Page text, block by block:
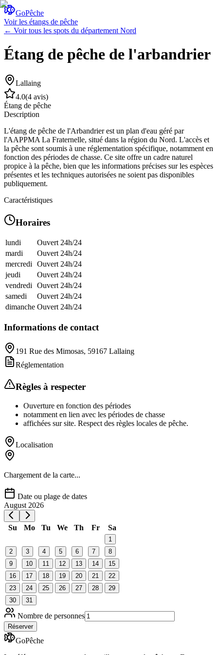
GoPêche
Voir les étangs de pêche
← Voir tous les spots du département Nord
Étang de pêche de l'arbandrier
Lallaing
4.0(4 avis)
Étang de pêche
Description
L'étang de pêche de l'Arbandrier est un plan d'eau géré par
l'AAPPMA La Fraternelle, situé dans la région du Nord. L'accès et
la pêche sont soumis à une réglementation spécifique, notamment en
fonction des périodes de chasse. Ce site offre un cadre naturel
propice à la pêche, bien que les informations précises sur les espèces
présentes et les techniques autorisées ne soient pas disponibles
publiquement.
Caractéristiques
Horaires
lundi
Ouvert 24h/24
mardi
Ouvert 24h/24
mercredi
Ouvert 24h/24
jeudi
Ouvert 24h/24
vendredi
Ouvert 24h/24
samedi
Ouvert 24h/24
dimanche Ouvert 24h/24
Informations de contact
191 Rue des Mimosas, 59167 Lallaing
Réglementation
Règles à respecter
Ouverture en fonction des périodes
notamment en lien avec les périodes de chasse
affichées sur site. Respect des règles locales de pêche.
Localisation
Chargement de la carte...
Date ou plage de dates
August 2026
Su Mo Tu We Th Fr Sa
1
2
3 4 5 6 7
8
9
10 11 12 13 14
15
16
17 18 19 20 21
22
23
24 25 26 27 28
29
30
31
Nombre de personnes
Réserver
GoPêche